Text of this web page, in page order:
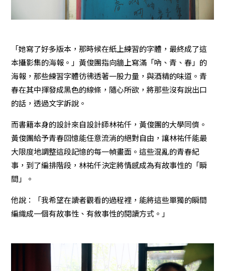
「她寫了好多版本，那時候在紙上練習的字體，最終成了這
本攝影集的海報。」黃俊團指向牆上寫滿「吶、青、春」的
海報，那些練習字體彷彿透著一股力量，與酒精的味道。青
春在其中揮發成黑色的線條，隨心所欲，將那些沒有說出口
的話，透過文字訴說。
而書籍本身的設計來自設計師林祐仟，黃俊團的大學同儕。
黃俊團給予青春回憶能任意流淌的絕對自由，讓林祐仟能最
大限度地調整這段記憶的每一幀畫面。這些混亂的青春紀
事，到了編排階段，林祐仟決定將情感成為有故事性的「瞬
間」。
他說：「我希望在讀者觀看的過程裡，能將這些單獨的瞬間
編織成一個有故事性、有敘事性的閱讀方式。」